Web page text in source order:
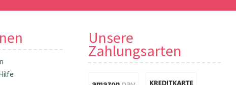
Unsere
Zahlungsarten